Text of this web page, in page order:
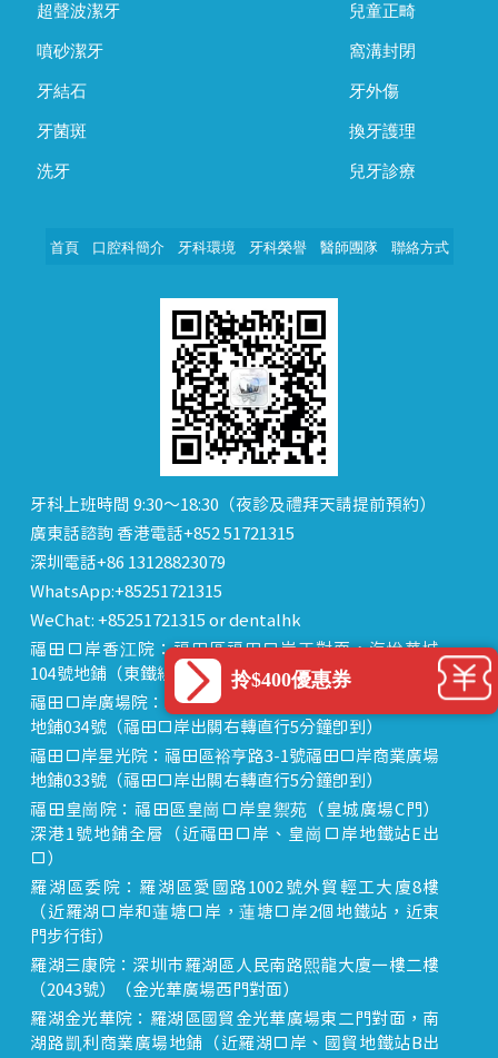
超聲波潔牙
噴砂潔牙
牙結石
牙菌斑
洗牙
兒童正畸
窩溝封閉
牙外傷
換牙護理
兒牙診療
首頁 口腔科簡介 牙科環境 牙科榮譽 醫師團隊 聯絡方式
牙科上班時間 9:30～18:30（夜診及禮拜天請提前預約）
廣東話諮詢 香港電話+852 51721315
深圳電話+86 13128823079
WhatsApp:+85251721315
WeChat: +85251721315 or dentalhk
福田口岸香江院：福田區福田口岸正對面，海悅華城
104號地鋪（東鐵線落馬洲站出關對面即到）
福田口岸廣場院：福田區裕亨路3-1號福田口岸商業廣場
地鋪034號（福田口岸出關右轉直行5分鐘即到）
福田口岸星光院：福田區裕亨路3-1號福田口岸商業廣場
地鋪033號（福田口岸出關右轉直行5分鐘即到）
福田皇崗院：福田區皇崗口岸皇禦苑（皇城廣場C門）
深港1號地鋪全層（近福田口岸、皇崗口岸地鐵站E出
口）
羅湖區委院：羅湖區愛國路1002號外貿輕工大廈8樓
（近羅湖口岸和蓮塘口岸，蓮塘口岸2個地鐵站，近東
門步行街）
羅湖三康院：深圳市羅湖區人民南路熙龍大廈一樓二樓
（2043號）（金光華廣場西門對面）
羅湖金光華院：羅湖區國貿金光華廣場東二門對面，南
湖路凱利商業廣場地鋪（近羅湖口岸、國貿地鐵站B出
拎$400優惠券